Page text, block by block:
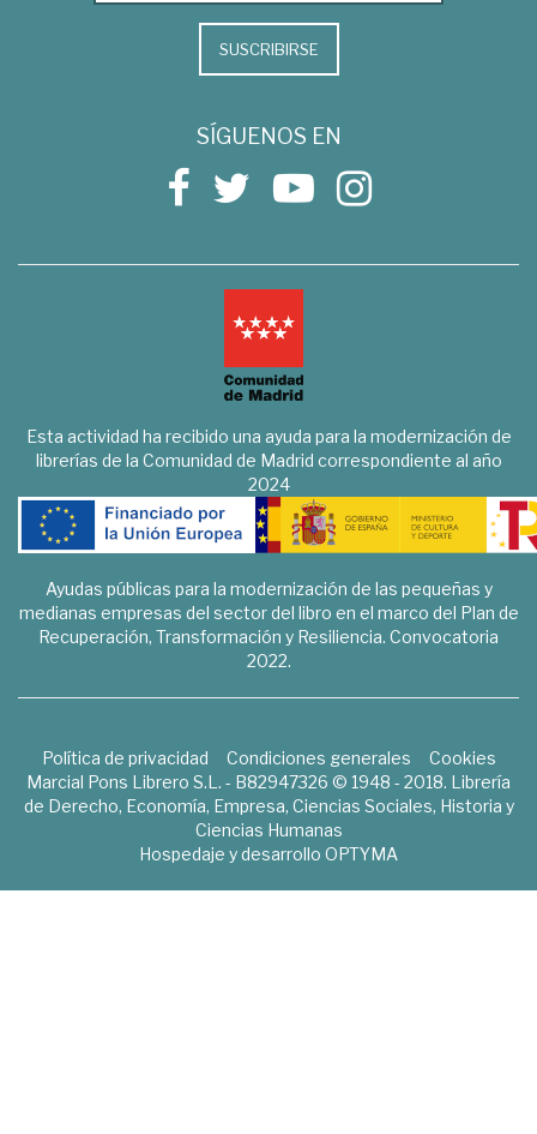
SUSCRIBIRSE
SÍGUENOS EN
Esta actividad ha recibido una ayuda para la modernización de
librerías de la Comunidad de Madrid correspondiente al año
2024
Ayudas públicas para la modernización de las pequeñas y
medianas empresas del sector del libro en el marco del Plan de
Recuperación, Transformación y Resiliencia. Convocatoria
2022.
Política de privacidad Condiciones generales
Cookies
Marcial Pons Librero S.L. - B82947326 © 1948 - 2018. Librería
de Derecho, Economía, Empresa, Ciencias Sociales, Historia y
Ciencias Humanas
Hospedaje y desarrollo OPTYMA